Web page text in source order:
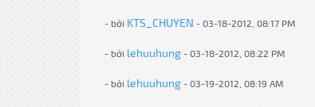
- bởi KTS_CHUYEN - 03-18-2012, 08:17 PM
- bởi lehuuhung- 03-18-2012, 08:22 PM
- bởi lehuuhung- 03-19-2012, 08:19 AM